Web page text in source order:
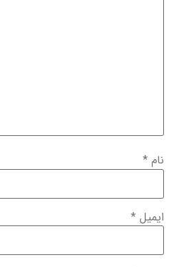
نام *
ایمیل *